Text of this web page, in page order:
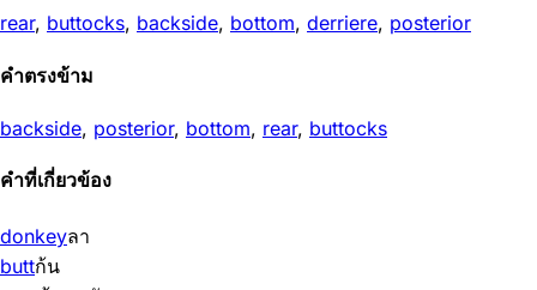
rear, buttocks, backside, bottom, derriere, posterior
คำตรงข้าม
backside, posterior, bottom, rear, buttocks
คำที่เกี่ยวข้อง
donkeyลา
buttก้น